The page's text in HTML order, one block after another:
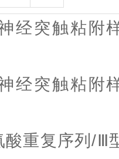
经突触粘附
经突触粘附
酸重复序列/Ⅲ